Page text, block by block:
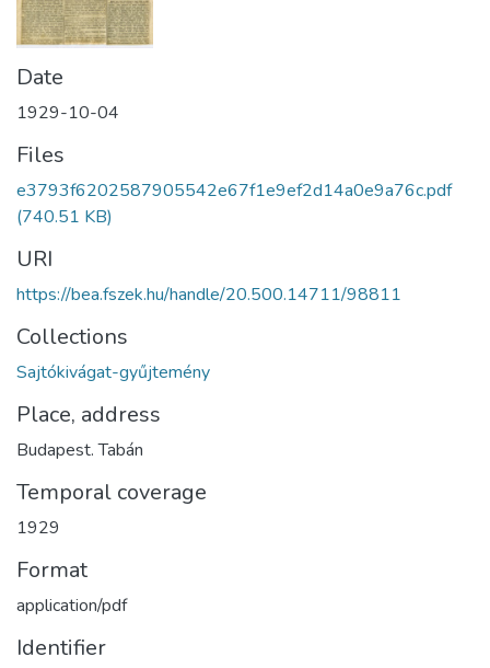
Date
1929-10-04
Files
e3793f6202587905542e67f1e9ef2d14a0e9a76c.pdf
(740.51 KB)
URI
https://bea.fszek.hu/handle/20.500.14711/98811
Collections
Sajtókivágat-gyűjtemény
Place, address
Budapest. Tabán
Temporal coverage
1929
Format
application/pdf
Identifier